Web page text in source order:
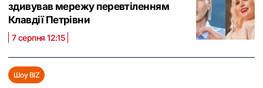
здивував мережу перевтіленням
Клавдії Петрівни
7 серпня 12:15
Шоу BIZ